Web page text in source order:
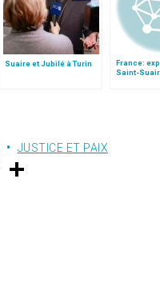
Suaire et Jubilé à Turin
France:
Saint-
Mer
JUSTICE ET PAIX
w